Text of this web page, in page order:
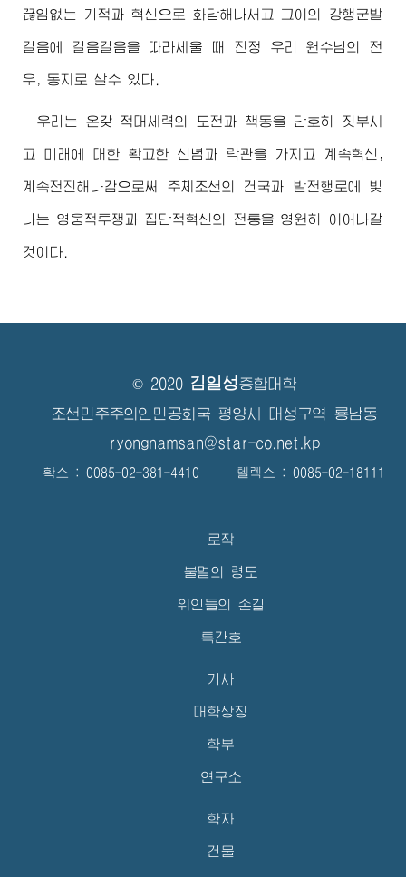
끊임없는 기적과 혁신으로 화답해나서고 그이의 강행군발
걸음에 걸음걸음을 따라세울 때 진정 우리원수님의 전
우, 동지로 살수 있다.
우리는 온갖 적대세력의 도전과 책동을 단호히 짓부시
고 미래에 대한 확고한 신념과 락관을 가지고 계속혁신,
계속전진해나감으로써 주체조선의 건국과 발전행로에 빛
나는 영웅적투쟁과 집단적혁신의 전통을 영원히 이어나갈
것이다.
© 2020 김일성종합대학
조선민주주의인민공화국 평양시 대성구역 룡남동
ryongnamsan@star-co.net.kp
확스 : 0085-02-381-4410 텔렉스 : 0085-02-18111
로작
불멸의 령도
위인들의 손길
특간호
기사
대학상징
학부
연구소
학자
건물